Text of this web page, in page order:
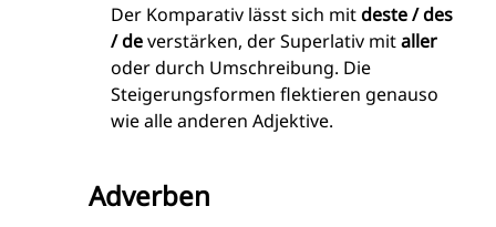
Der Komparativ lässt sich mitdeste / des
/ deverstärken, der Superlativ mitaller
oder durch Umschreibung. Die
Steigerungsformen flektieren genauso
wie alle anderen Adjektive.
Adverben